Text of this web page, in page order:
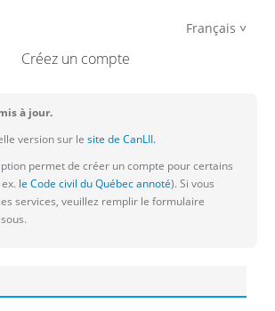
Français
Créez un compte
à jour.
version sur le site de CanLII.
permet de créer un compte pour certains
le Code civil du Québec annoté). Si vous
services, veuillez remplir le formulaire